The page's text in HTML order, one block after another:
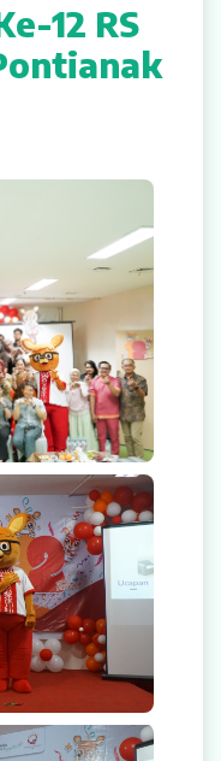
12 RS
Phill & Lily